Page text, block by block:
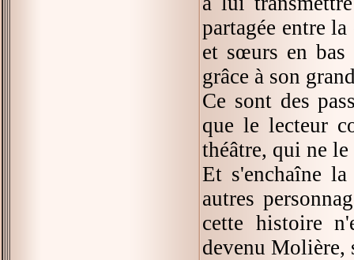
partagée entre
et sœurs en
grâce à son
Ce sont des
que le lecteur
théâtre, qui ne
Et s'enchaîne
autres
cette histoire
devenu